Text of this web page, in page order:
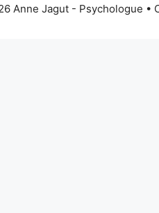
Anne Jagut - Psychologue •